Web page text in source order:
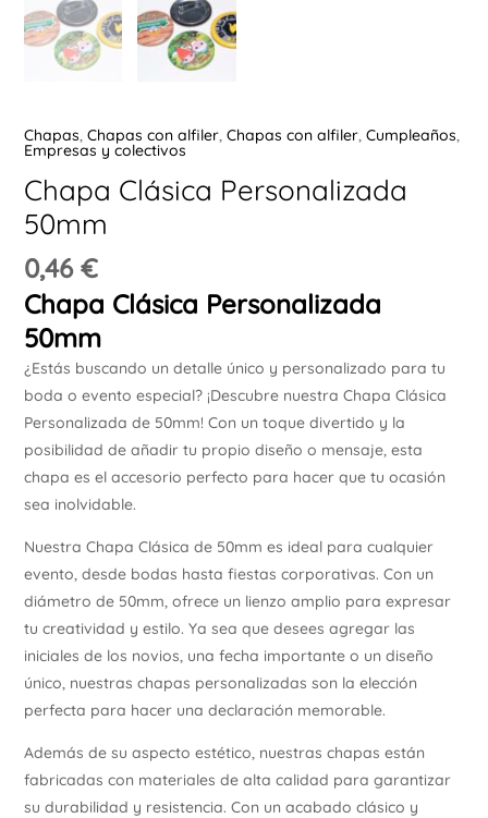
Chapas, Chapas con alfiler, Chapas con alfiler, Cumpleaños,
Empresas y colectivos
Chapa Clásica Personalizada
50mm
0,46 €
Chapa Clásica Personalizada
50mm
¿Estás buscando un detalle único y personalizado para tu
boda o evento especial? ¡Descubre nuestra Chapa Clásica
Personalizada de 50mm! Con un toque divertido y la
posibilidad de añadir tu propio diseño o mensaje, esta
chapa es el accesorio perfecto para hacer que tu ocasión
sea inolvidable.
Nuestra Chapa Clásica de 50mm es ideal para cualquier
evento, desde bodas hasta fiestas corporativas. Con un
diámetro de 50mm, ofrece un lienzo amplio para expresar
tu creatividad y estilo. Ya sea que desees agregar las
iniciales de los novios, una fecha importante o un diseño
único, nuestras chapas personalizadas son la elección
perfecta para hacer una declaración memorable.
Además de su aspecto estético, nuestras chapas están
fabricadas con materiales de alta calidad para garantizar
su durabilidad y resistencia. Con un acabado clásico y